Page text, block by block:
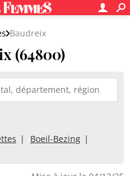
Baudreix
(64800)
Boeil-Bezing